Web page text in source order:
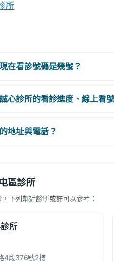
所
在看診號碼是幾號？
心診所的看診進度、線上看
地址與電話？
區診所
下列鄰近診所或許可以參考：
所
4段376號2樓